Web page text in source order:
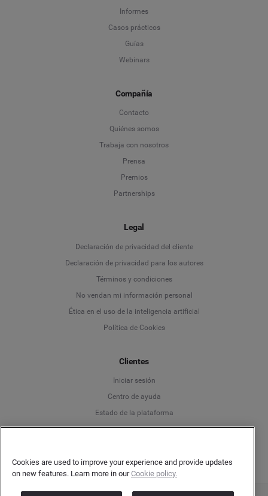
Informes
Casos prácticos
Guías
Webinars
Compañía
Contacto
Quiénes somos
Trabaja con nosotros
Prensa
Premios
Partnerships
Legal
Declaración de privacidad del cliente
Declaración de privacidad para los autores
Términos y condiciones
No vendan mi información personal
Ética en el uso de la inteligencia artificial
Política de Cookies
Clientes
Iniciar sesión
Centro de ayuda
Estado de la plataforma
Language
Deutsch
Cookies are used to improve your experience and provide updates
on new features. Learn more in ourCookie policy.